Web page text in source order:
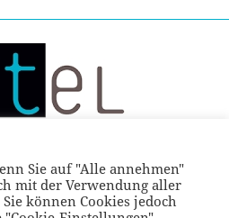
Sie auf "Alle annehmen"
mit der Verwendung aller
können Cookies jedoch